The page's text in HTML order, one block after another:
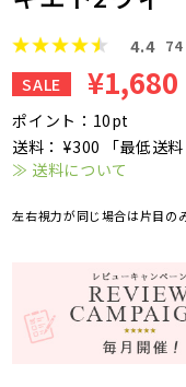
4.4 74
SALE ¥1,680
ポイント：10pt
送料： ¥300 「最低送料
≫ 送料について
左右視力が同じ場合は片目の